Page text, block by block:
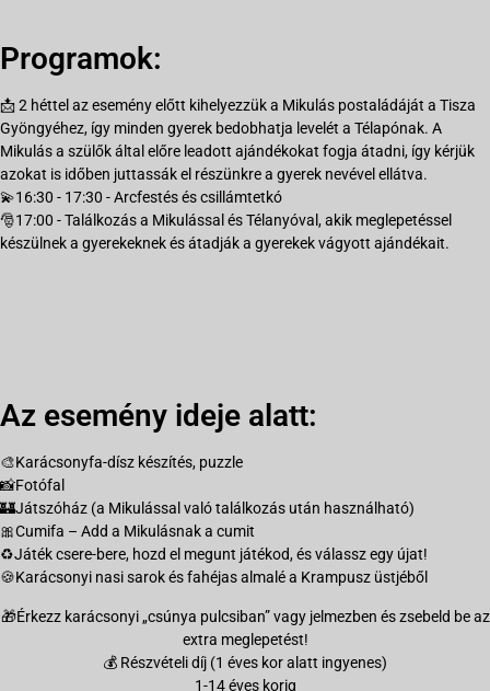
Programok:
📩 2 héttel az esemény előtt kihelyezzük a Mikulás postaládáját a Tisza
Gyöngyéhez, így minden gyerek bedobhatja levelét a Télapónak. A
Mikulás a szülők által előre leadott ajándékokat fogja átadni, így kérjük
azokat is időben juttassák el részünkre a gyerek nevével ellátva.
💫16:30 - 17:30 - Arcfestés és csillámtetkó
🎅17:00 - Találkozás a Mikulással és Télanyóval, akik meglepetéssel
készülnek a gyerekeknek és átadják a gyerekek vágyott ajándékait.
Az esemény ideje alatt:
🎨Karácsonyfa-dísz készítés, puzzle
📸Fotófal
🏰Játszóház (a Mikulással való találkozás után használható)
🎀Cumifa – Add a Mikulásnak a cumit
♻️Játék csere-bere, hozd el megunt játékod, és válassz egy újat!
🍪Karácsonyi nasi sarok és fahéjas almalé a Krampusz üstjéből
🎁Érkezz karácsonyi „csúnya pulcsiban” vagy jelmezben és zsebeld be az
extra meglepetést!
💰 Részvételi díj (1 éves kor alatt ingyenes)
1-14 éves korig